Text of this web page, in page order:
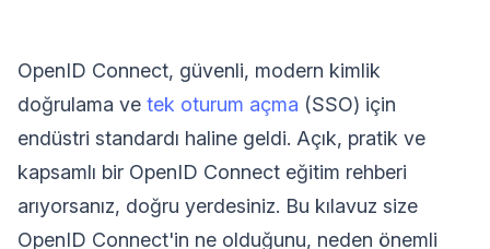
OpenID Connect, güvenli, modern kimlik
doğrulama ve tek oturum açma (SSO) için
endüstri standardı haline geldi. Açık, pratik ve
kapsamlı bir OpenID Connect eğitim rehberi
arıyorsanız, doğru yerdesiniz. Bu kılavuz size
OpenID Connect'in ne olduğunu, neden önemli